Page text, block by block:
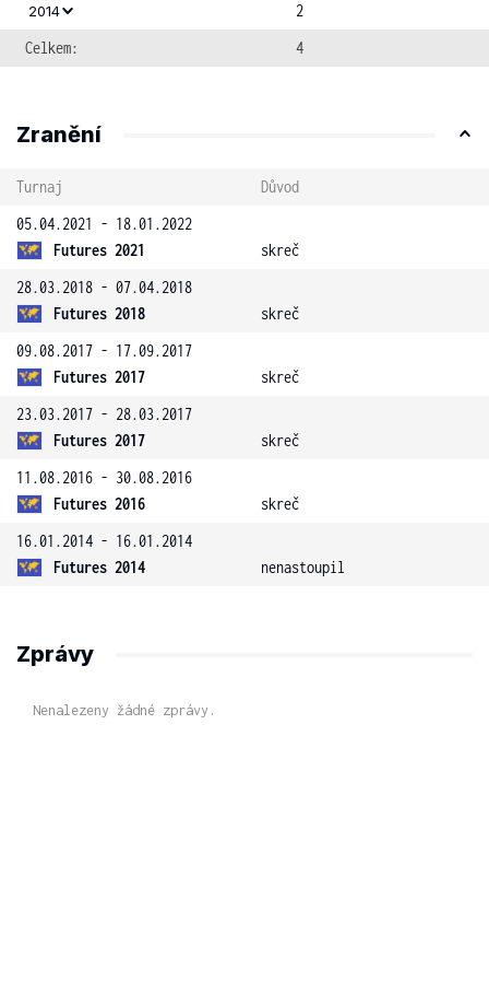
2014
2
Celkem:
4
Zranění
Turnaj
Důvod
05.04.2021 - 18.01.2022
Futures 2021
skreč
28.03.2018 - 07.04.2018
Futures 2018
skreč
09.08.2017 - 17.09.2017
Futures 2017
skreč
23.03.2017 - 28.03.2017
Futures 2017
skreč
11.08.2016 - 30.08.2016
Futures 2016
skreč
16.01.2014 - 16.01.2014
Futures 2014
nenastoupil
Zprávy
Nenalezeny žádné zprávy.